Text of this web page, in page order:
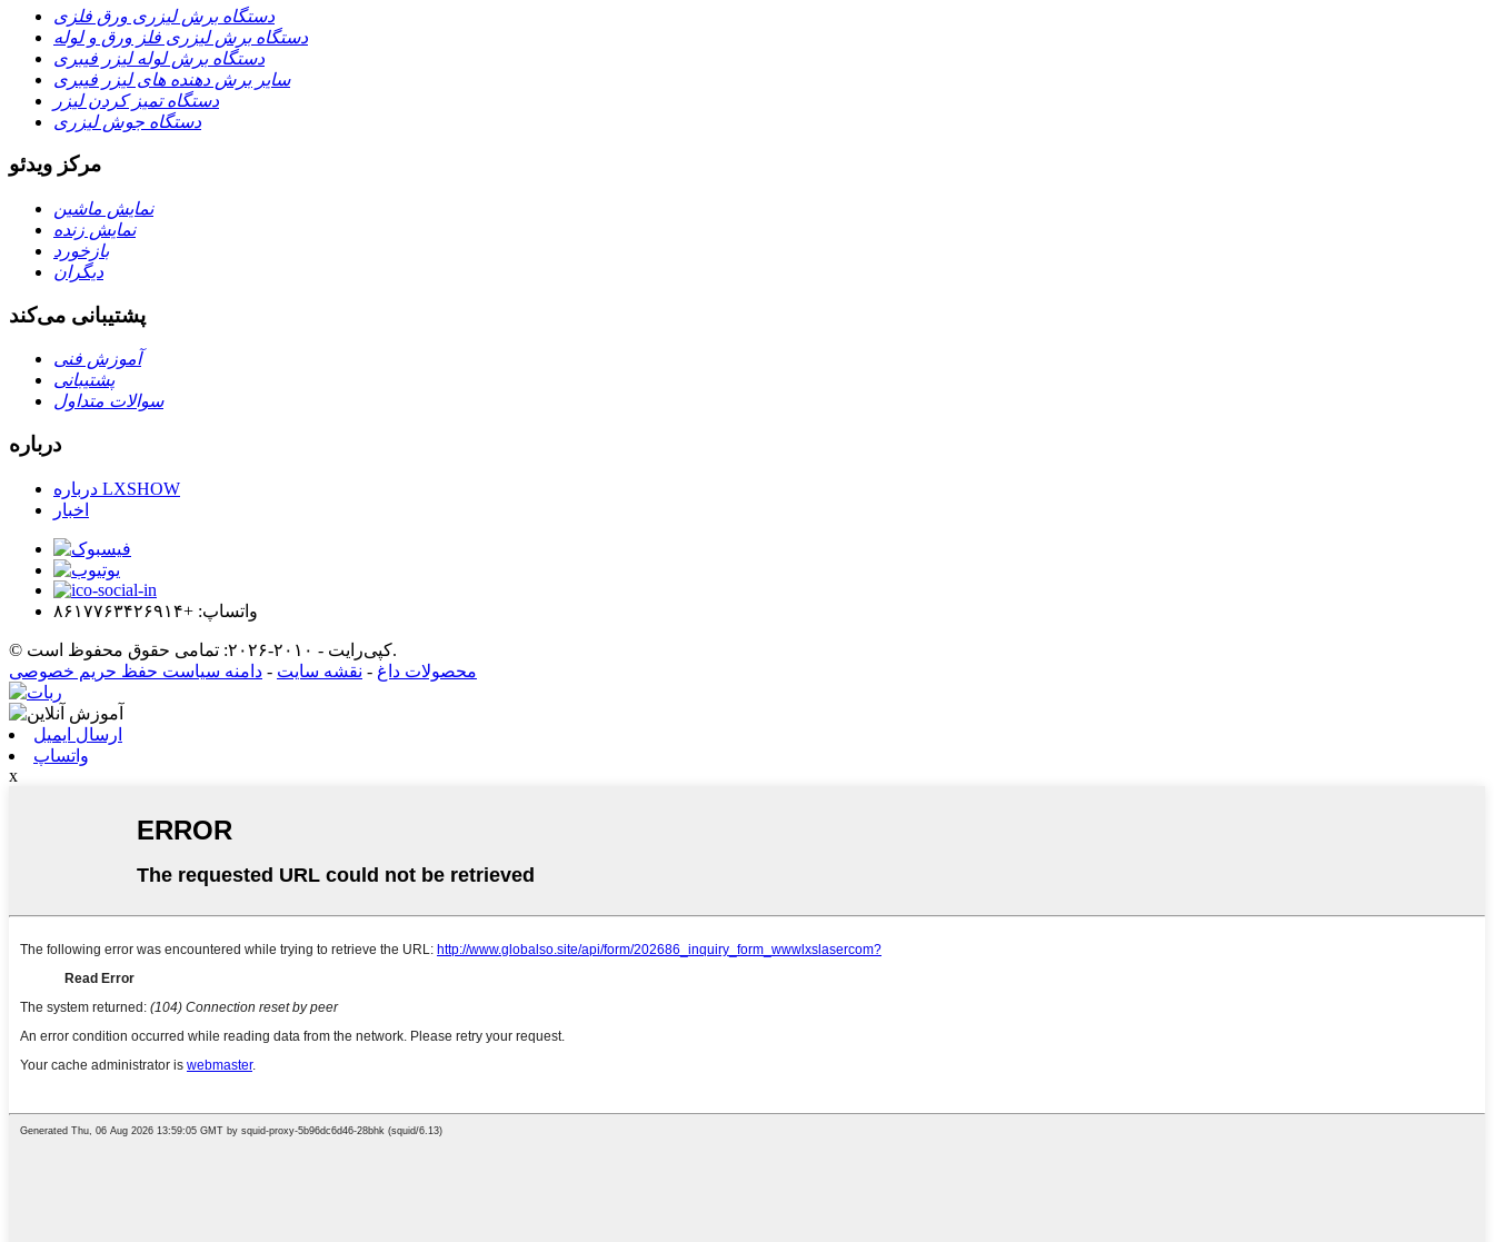
دستگاه برش لیزری ورق فلزی
دستگاه برش لیزری فلز ورق و لوله
دستگاه برش لوله لیزر فیبری
سایر برش دهنده های لیزر فیبری
دستگاه تمیز کردن لیزر
دستگاه جوش لیزری
مرکز ویدئو
نمایش ماشین
نمایش زنده
بازخورد
دیگران
پشتیبانی می‌کند
آموزش فنی
پشتیبانی
سوالات متداول
درباره
درباره LXSHOW
اخبار
واتساپ: +۸۶۱۷۷۶۳۴۲۶۹۱۴
© کپی‌رایت - ۲۰۱۰-۲۰۲۶: تمامی حقوق محفوظ است.
محصولات داغ - نقشه سایت - دامنه سیاست حفظ حریم خصوصی
ارسال ایمیل
واتساپ
x